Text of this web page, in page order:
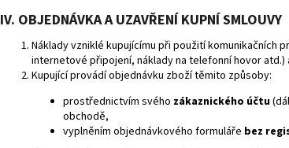
IV. OBJEDNÁVKA A UZAVŘENÍ KUPNÍ SMLOUVY
Náklady vzniklé kupujícímu při použití komunikačních
internetové připojení, náklady na telefonní hovor atd.)
Kupující provádí objednávku zboží těmito způsoby:
prostřednictvím svého zákaznického účtu
obchodě,
vyplněním objednávkového formuláře bez